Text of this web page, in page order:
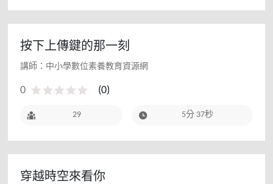
按下上傳鍵的那一刻
講師：中小學數位素養教育資源網
0 (0)
29 5分 37秒
穿越時空來看你